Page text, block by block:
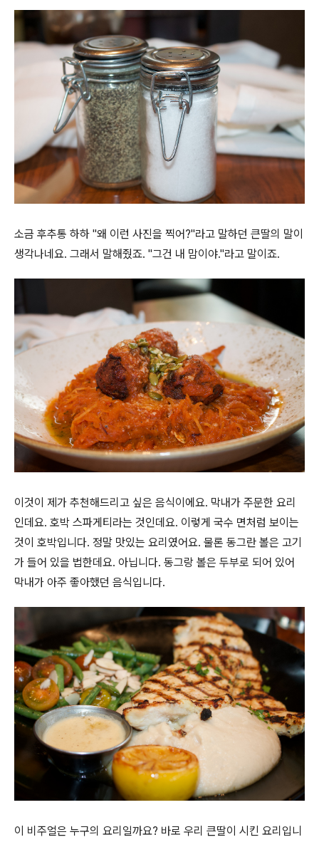
소금 후추통 하하 "왜 이런 사진을 찍어?"라고 말하던 큰딸의 말이
생각나네요. 그래서 말해줬죠. "그건 내 맘이야."라고 말이죠.
이것이 제가 추천해드리고 싶은 음식이에요. 막내가 주문한 요리
인데요. 호박 스파게티라는 것인데요. 이렇게 국수 면처럼 보이는
것이 호박입니다. 정말 맛있는 요리였어요. 물론 동그란 볼은 고기
가 들어 있을 법한데요. 아닙니다. 동그랑 볼은 두부로 되어 있어
막내가 아주 좋아했던 음식입니다.
이 비주얼은 누구의 요리일까요? 바로 우리 큰딸이 시킨 요리입니